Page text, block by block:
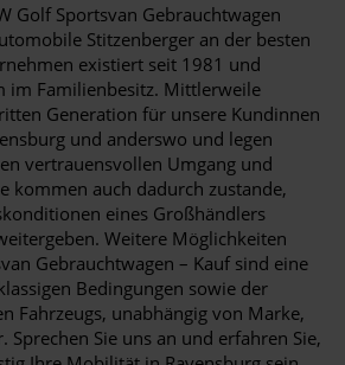
Golf Sportsvan Gebrauchtwagen
Stitzenberger an der besten
existiert seit 1981 und
im Familienbesitz. Mittlerweile
Generation für unsere Kundinnen
und anderswo und legen
vertrauensvollen Umgang und
kommen auch dadurch zustande,
eines Großhändlers
Weitere Möglichkeiten
Gebrauchtwagen – Kauf sind eine
Bedingungen sowie der
Fahrzeugs, unabhängig von Marke,
Sprechen Sie uns an und erfahren Sie,